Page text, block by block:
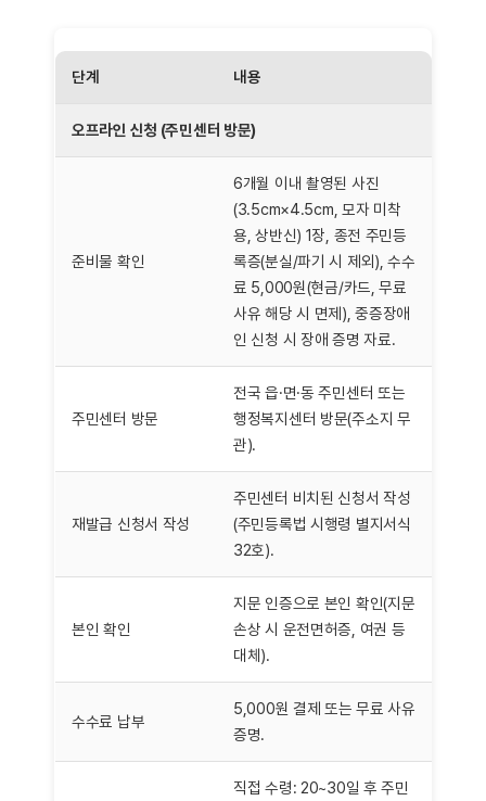
단계 내용
오프라인 신청 (주민센터 방문)
준비물 확인
6개월 이내 촬영된 사진
(3.5cm×4.5cm, 모자 미착
용, 상반신) 1장, 종전 주민등
록증(분실/파기 시 제외), 수수
료 5,000원(현금/카드, 무료
사유 해당 시 면제), 중증장애
인 신청 시 장애 증명 자료.
주민센터 방문
전국 읍·면·동 주민센터 또는
행정복지센터 방문(주소지 무
관).
재발급 신청서 작성
주민센터 비치된 신청서 작성
(주민등록법 시행령 별지서식
32호).
본인 확인
지문 인증으로 본인 확인(지문
손상 시 운전면허증, 여권 등
대체).
수수료 납부
5,000원 결제 또는 무료 사유
증명.
직접 수령: 20~30일 후 주민